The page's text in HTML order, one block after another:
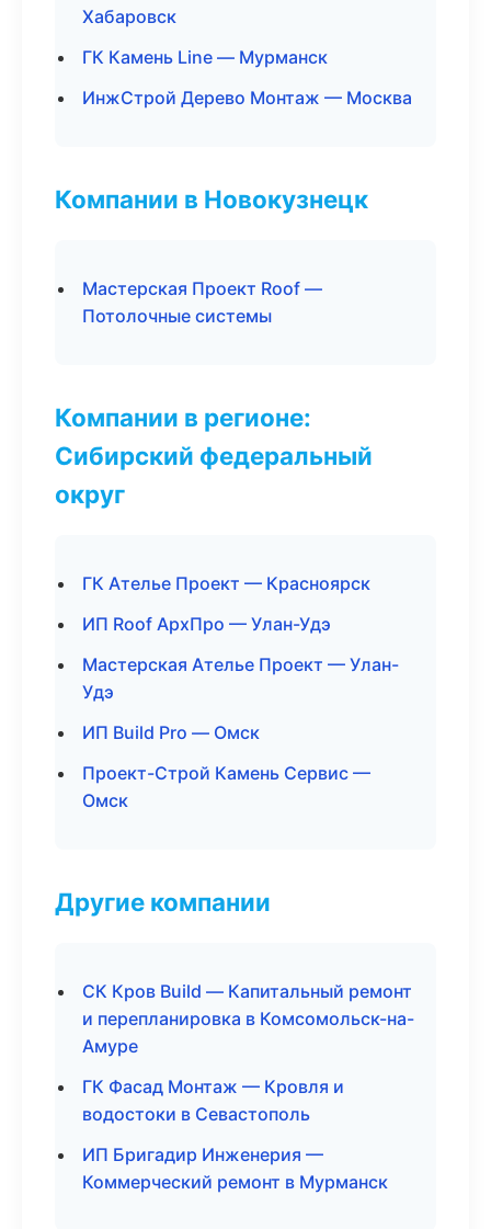
Хабаровск
ГК Камень Line — Мурманск
ИнжСтрой Дерево Монтаж — Москва
Компании в Новокузнецк
Мастерская Проект Roof —
Потолочные системы
Компании в регионе:
Сибирский федеральный
округ
ГК Ателье Проект — Красноярск
ИП Roof АрхПро — Улан-Удэ
Мастерская Ателье Проект — Улан-
Удэ
ИП Build Pro — Омск
Проект-Строй Камень Сервис —
Омск
Другие компании
СК Кров Build — Капитальный ремонт
и перепланировка в Комсомольск-на-
Амуре
ГК Фасад Монтаж — Кровля и
водостоки в Севастополь
ИП Бригадир Инженерия —
Коммерческий ремонт в Мурманск